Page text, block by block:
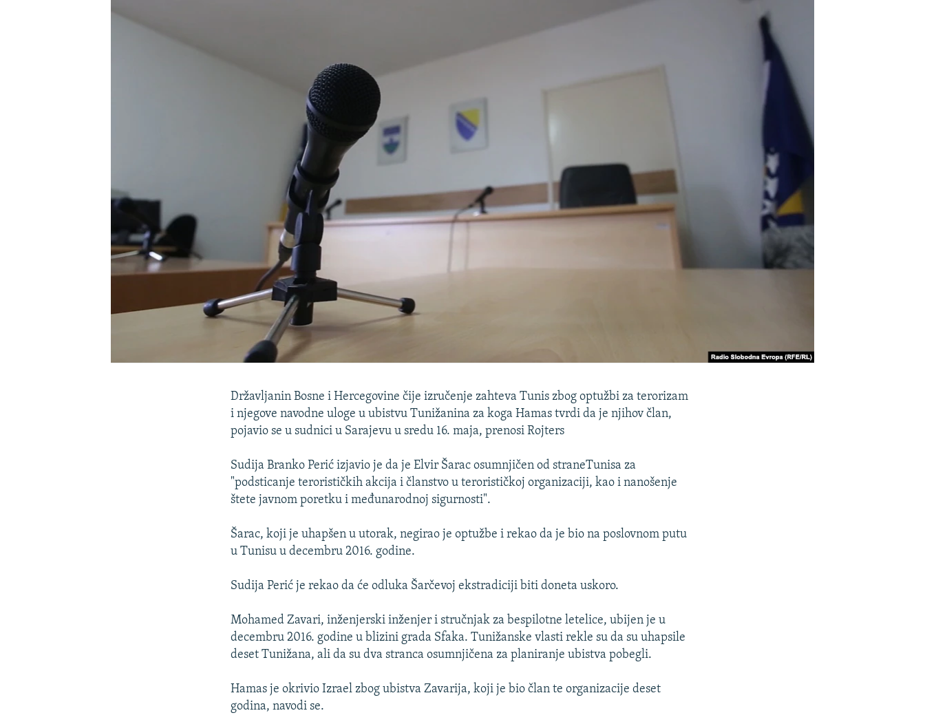
NASTANAK I RASPAD JUGOSLAVIJE
Državljanin Bosne i Hercegovine čije izručenje zahteva Tunis zbog optužbi za terorizam
i njegove navodne uloge u ubistvu Tunižanina za koga Hamas tvrdi da je njihov član,
pojavio se u sudnici u Sarajevu u sredu 16. maja, prenosi Rojters
Sudija Branko Perić izjavio je da je Elvir Šarac osumnjičen od straneTunisa za
"podsticanje terorističkih akcija i članstvo u terorističkoj organizaciji, kao i nanošenje
štete javnom poretku i međunarodnoj sigurnosti".
Šarac, koji je uhapšen u utorak, negirao je optužbe i rekao da je bio na poslovnom putu
u Tunisu u decembru 2016. godine.
Sudija Perić je rekao da će odluka Šarčevoj ekstradiciji biti doneta uskoro.
Mohamed Zavari, inženjerski inženjer i stručnjak za bespilotne letelice, ubijen je u
decembru 2016. godine u blizini grada Sfaka. Tunižanske vlasti rekle su da su uhapsile
deset Tunižana, ali da su dva stranca osumnjičena za planiranje ubistva pobegli.
Hamas je okrivio Izrael zbog ubistva Zavarija, koji je bio član te organizacije deset
godina, navodi se.